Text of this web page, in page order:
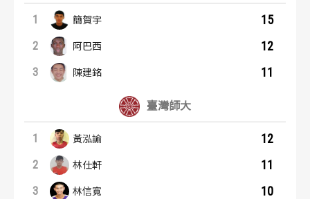
1 簡賀宇 15
2 阿巴西 12
3 陳建銘 11
臺灣師大
1 黃泓諭 12
2 林仕軒 11
3 林信寬 10